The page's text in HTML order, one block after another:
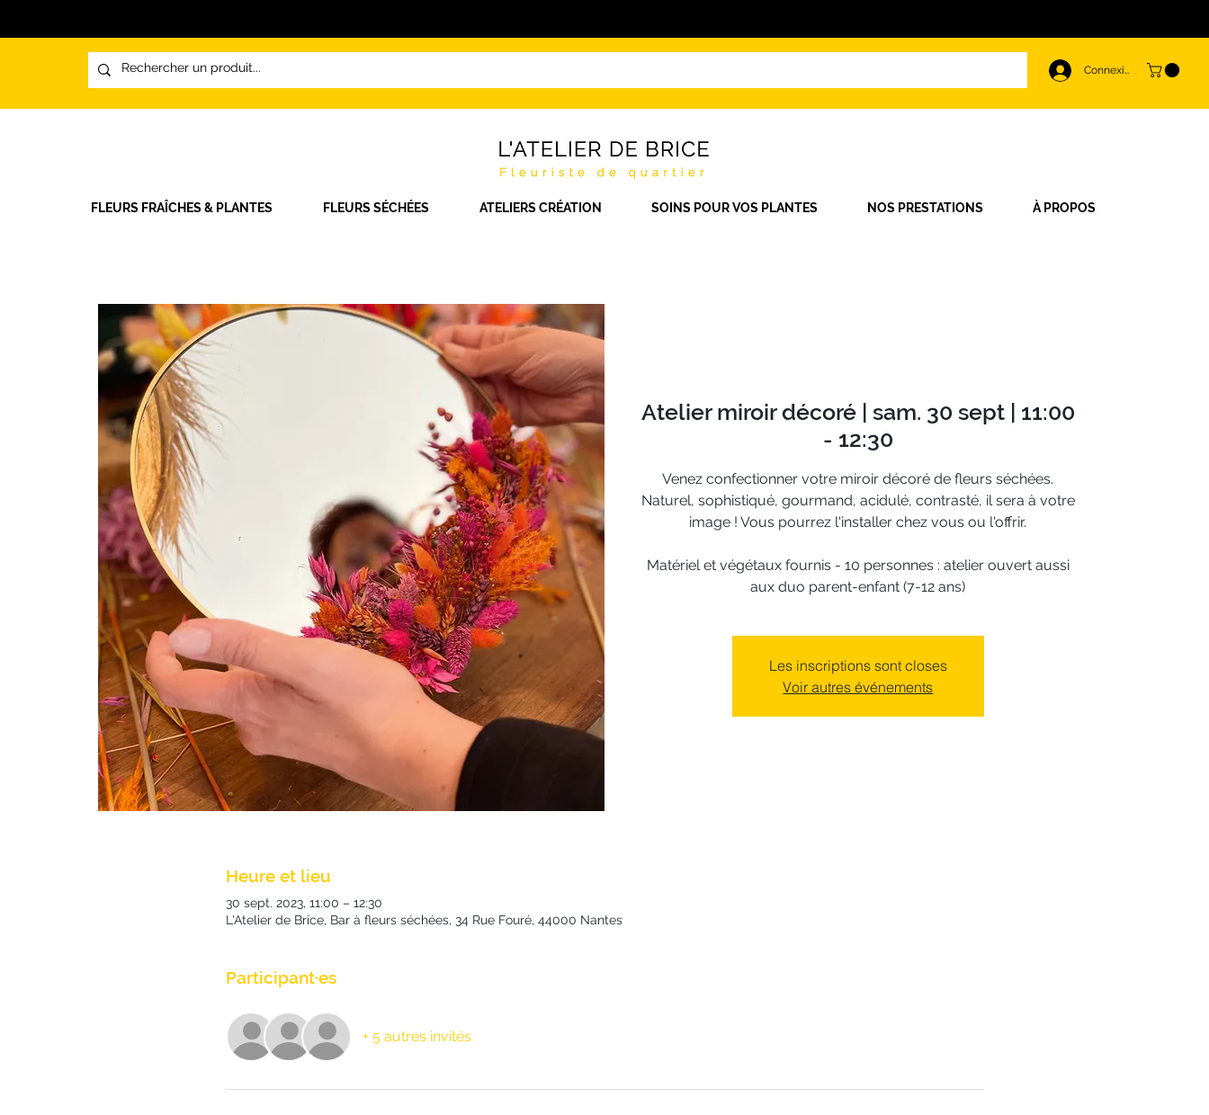
Connexion
FLEURS FRAÎCHES & PLANTES FLEURS SÉCHÉES ATELIERS CRÉATION SOINS POUR VOS PLANTES NOS PRESTATIONS À PROPOS
Atelier miroir décoré | sam. 30 sept | 11:00
- 12:30
Venez confectionner votre miroir décoré de fleurs séchées.
Naturel, sophistiqué, gourmand, acidulé, contrasté, il sera à votre
image ! Vous pourrez l'installer chez vous ou l'offrir.
Matériel et végétaux fournis - 10 personnes : atelier ouvert aussi
aux duo parent-enfant (7-12 ans)
Les inscriptions sont closes
Voir autres événements
Heure et lieu
30 sept. 2023, 11:00 – 12:30
L'Atelier de Brice, Bar à fleurs séchées, 34 Rue Fouré, 44000 Nantes
Participant·es
+ 5 autres invités